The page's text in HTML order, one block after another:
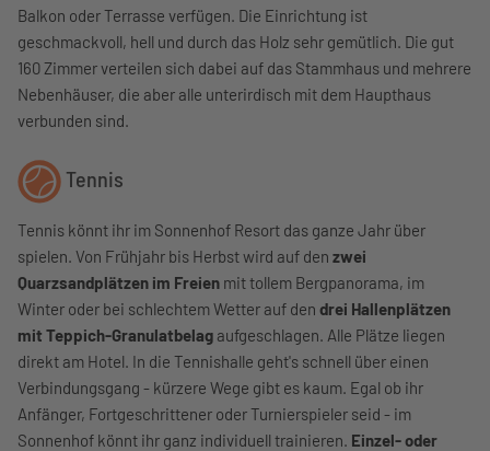
Balkon oder Terrasse verfügen. Die Einrichtung ist
geschmackvoll, hell und durch das Holz sehr gemütlich. Die gut
160 Zimmer verteilen sich dabei auf das Stammhaus und mehrere
Nebenhäuser, die aber alle unterirdisch mit dem Haupthaus
verbunden sind.
Tennis
Tennis könnt ihr im Sonnenhof Resort das ganze Jahr über
spielen. Von Frühjahr bis Herbst wird auf den zwei
Quarzsandplätzen im Freien mit tollem Bergpanorama, im
Winter oder bei schlechtem Wetter auf den drei Hallenplätzen
mit Teppich-Granulatbelag aufgeschlagen. Alle Plätze liegen
direkt am Hotel. In die Tennishalle geht's schnell über einen
Verbindungsgang - kürzere Wege gibt es kaum. Egal ob ihr
Anfänger, Fortgeschrittener oder Turnierspieler seid - im
Sonnenhof könnt ihr ganz individuell trainieren. Einzel- oder